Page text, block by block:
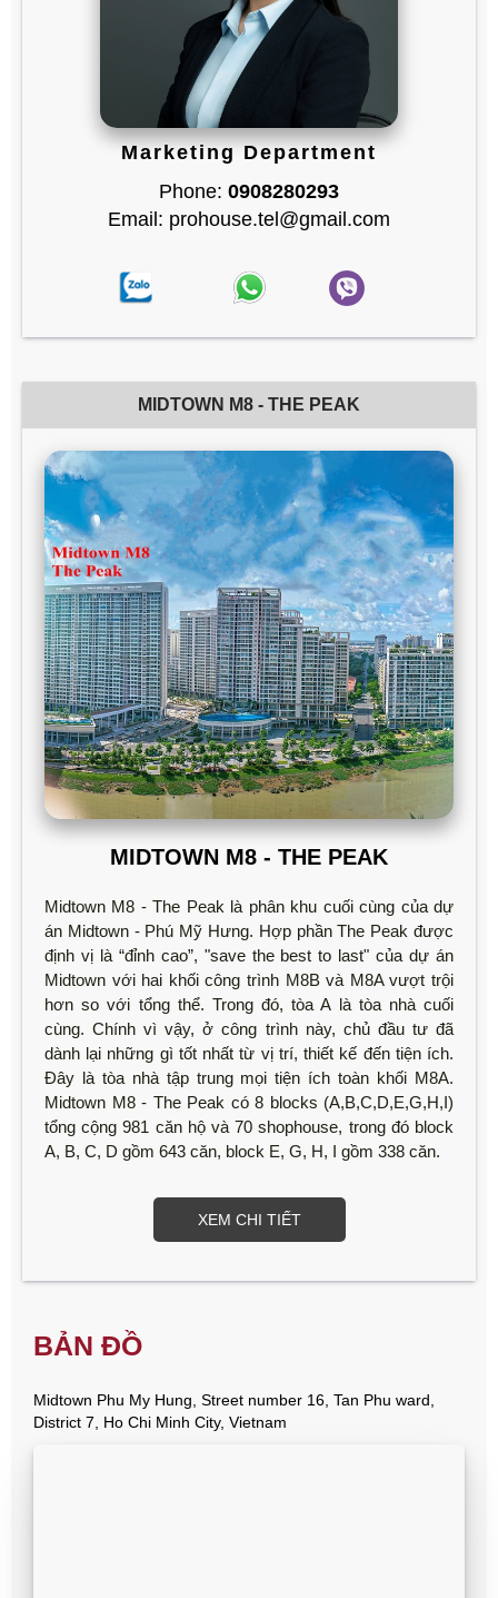
Marketing Department
Phone: 0908280293
Email: prohouse.tel@gmail.com
MIDTOWN M8 - THE PEAK
MIDTOWN M8 - THE PEAK
Midtown M8 - The Peak là phân khu cuối cùng của dự
án Midtown - Phú Mỹ Hưng. Hợp phần The Peak được
định vị là “đỉnh cao”, "save the best to last" của dự án
Midtown với hai khối công trình M8B và M8A vượt trội
hơn so với tổng thể. Trong đó, tòa A là tòa nhà cuối
cùng. Chính vì vậy, ở công trình này, chủ đầu tư đã
dành lại những gì tốt nhất từ vị trí, thiết kế đến tiện ích.
Đây là tòa nhà tập trung mọi tiện ích toàn khối M8A.
Midtown M8 - The Peak có 8 blocks (A,B,C,D,E,G,H,I)
tổng cộng 981 căn hộ và 70 shophouse, trong đó block
A, B, C, D gồm 643 căn, block E, G, H, I gồm 338 căn.
XEM CHI TIẾT
BẢN ĐỒ
Midtown Phu My Hung, Street number 16, Tan Phu ward,
District 7, Ho Chi Minh City, Vietnam